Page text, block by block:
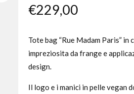
€229,00
Tote bag “Rue Madam Paris”
impreziosita da frange e
design.
Il logo e i manici in pelle vegan